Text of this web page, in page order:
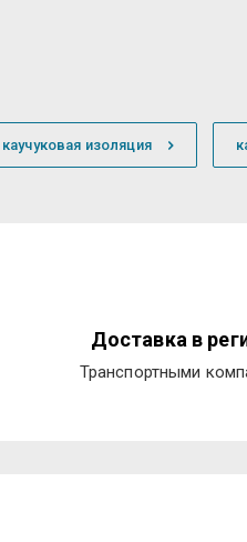
каучуковая изоляция
Доставка в
Транспортными